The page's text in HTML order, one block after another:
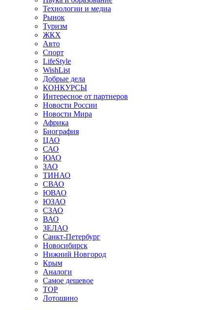
Технологии и медиа
Рынок
Туризм
ЖКХ
Авто
Спорт
LifeStyle
WishList
Добрые дела
КОНКУРСЫ
Интересное от партнеров
Новости России
Новости Мира
Африка
Биография
ЦАО
САО
ЮАО
ЗАО
ТИНАО
СВАО
ЮВАО
ЮЗАО
СЗАО
ВАО
ЗЕЛАО
Санкт-Петербург
Новосибирск
Нижний Новгород
Крым
Аналоги
Самое дешевое
TOP
Лотошино